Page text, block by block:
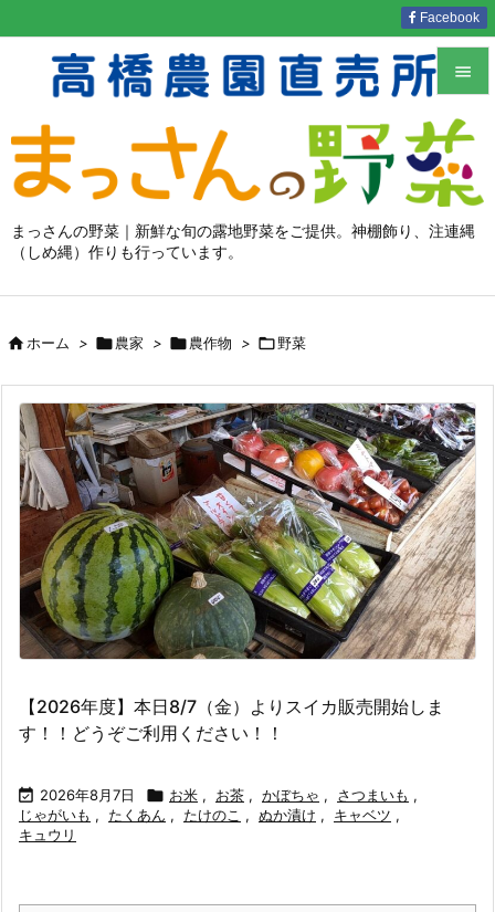
まっさんの野菜｜新鮮な旬の露地野菜をご提供。神棚飾り、注連縄
（しめ縄）作りも行っています。


メニュ

サイド

Facebook
ホーム > 農家 > 農作物 > 野菜
【2026年度】本日8/7（金）よりスイカ販売開始しま
す！！どうぞご利用ください！！
 2026年8月7日  お米 , お茶 , かぼちゃ , さつまいも ,
じゃがいも , たくあん , たけのこ , ぬか漬け , キャベツ ,
キュウリ